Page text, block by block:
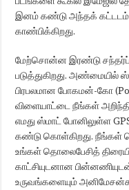
இனம் கண்டு அந்தக்
காண்பிக்கிறது.
மேற்சொன்ன இரண்டு
படுத்துகிறது. அண்மையில்
பிரபலமான போகமன்-கோ
விளையாட்டை நீங்கள்
எமது ஸ்மாட் போனிலுள்ள
கண்டு கொள்கிறது. நீங்கள்
உங்கள் தொலைபேசித்
காட்சியுடனான
உருவங்களையும்